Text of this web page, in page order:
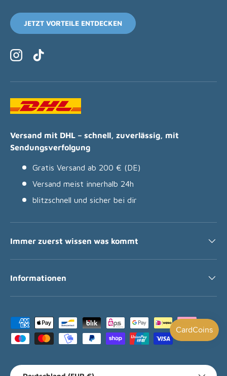
JETZT VORTEILE ENTDECKEN
InstagramTikTok
Versand mit DHL – schnell, zuverlässig, mit
Sendungsverfolgung
Gratis Versand ab 200 € (DE)
Versand meist innerhalb 24h
blitzschnell und sicher bei dir
Immer zuerst wissen was kommt
Informationen
Zahlungsmethoden
Land/Region